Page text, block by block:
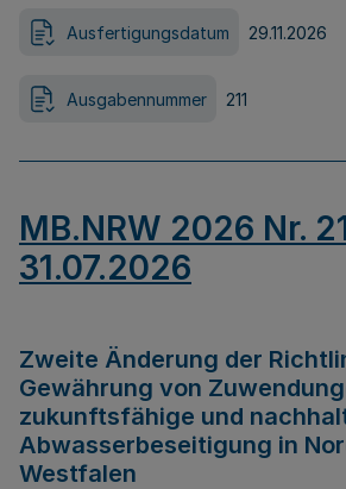
Ausfertigungsdatum 29.11.2026
Ausgabennummer 211
MB.NRW 2026 Nr.
31.07.2026
Zweite Änderung der
Gewährung von
zukunftsfähige und
Abwasserbeseitigung in
Westfalen